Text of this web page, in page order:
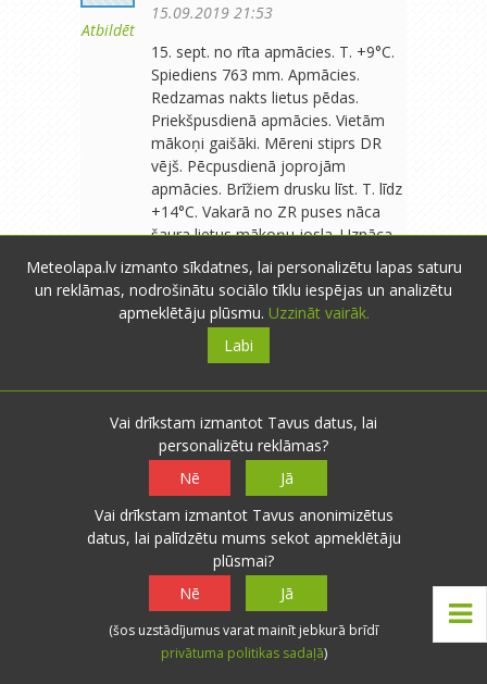
Atbildēt
15.09.2019 21:53
15. sept. no rīta apmācies. T. +9°C.
Spiediens 763 mm. Apmācies.
Redzamas nakts lietus pēdas.
Priekšpusdienā apmācies. Vietām
mākoņi gaišāki. Mēreni stiprs DR
vējš. Pēcpusdienā joprojām
apmācies. Brīžiem drusku līst. T. līdz
+14°C. Vakarā no ZR puses nāca
šaura lietus mākoņu josla. Uznāca
īslaicīgs lietus. Vēlāk ZR pusē tālumā
skaidras debesis. No rīta un dienā
nolija 2,5 mm. Pašlaik t. +12°C.
Spiediens 754 mm.
<< < 1 2 3 > >>
Lai pievienotu komentārus,
Jums irjāautentificējas!
x
Meteolapa.lv izmanto sīkdatnes, lai personalizētu lapas saturu
un reklāmas, nodrošinātu sociālo tīklu iespējas un analizētu
apmeklētāju plūsmu. Uzzināt vairāk.
Labi
Vai drīkstam izmantot Tavus datus, lai
personalizētu reklāmas?
Nē
Jā
Vai drīkstam izmantot Tavus anonimizētus
datus, lai palīdzētu mums sekot apmeklētāju
plūsmai?
Nē
Jā
(šos uzstādījumus varat mainīt jebkurā brīdī
privātuma politikas sadaļā)